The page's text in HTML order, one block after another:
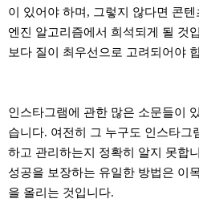
이 있어야 하며, 그렇지 않다면 콘
엔진 알고리즘에서 희석되게 될 것
보다 질이 최우선으로 고려되어야
인스타그램에 관한 많은 소문들이
습니다. 여전히 그 누구도 인스타그
하고 관리하는지 정확히 알지 못합
성공을 보장하는 유일한 방법은 이
을 올리는 것입니다.